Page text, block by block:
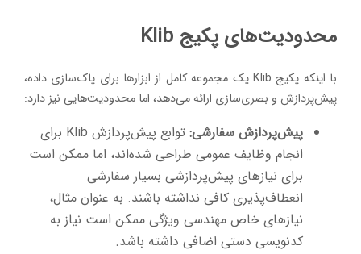
محدودیت‌های پکیج Klib
با اینکه پکیج Klib یک مجموعه کامل از ابزارها برای پاک‌سازی داده،
پیش‌پردازش و بصری‌سازی ارائه می‌دهد، اما محدودیت‌هایی نیز دارد:
پیش‌پردازش سفارشی:
توابع پیش‌پردازش Klib برای
انجام وظایف عمومی طراحی شده‌اند، اما ممکن است
برای نیازهای پیش‌پردازشی بسیار سفارشی
انعطاف‌پذیری کافی نداشته باشند. به عنوان مثال،
نیازهای خاص مهندسی ویژگی ممکن است نیاز به
کدنویسی دستی اضافی داشته باشد.